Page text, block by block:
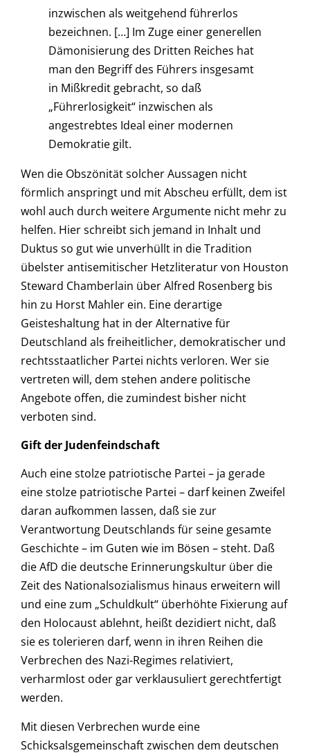
inzwischen als weitgehend führerlos
bezeichnen. […] Im Zuge einer generellen
Dämonisierung des Dritten Reiches hat
man den Begriff des Führers insgesamt
in Mißkredit gebracht, so daß
„Führerlosigkeit“ inzwischen als
angestrebtes Ideal einer modernen
Demokratie gilt.
Wen die Obszönität solcher Aussagen nicht
förmlich anspringt und mit Abscheu erfüllt, dem ist
wohl auch durch weitere Argumente nicht mehr zu
helfen. Hier schreibt sich jemand in Inhalt und
Duktus so gut wie unverhüllt in die Tradition
übelster antisemitischer Hetzliteratur von Houston
Steward Chamberlain über Alfred Rosenberg bis
hin zu Horst Mahler ein. Eine derartige
Geisteshaltung hat in der Alternative für
Deutschland als freiheitlicher, demokratischer und
rechtsstaatlicher Partei nichts verloren. Wer sie
vertreten will, dem stehen andere politische
Angebote offen, die zumindest bisher nicht
verboten sind.
Gift der Judenfeindschaft
Auch eine stolze patriotische Partei – ja gerade
eine stolze patriotische Partei – darf keinen Zweifel
daran aufkommen lassen, daß sie zur
Verantwortung Deutschlands für seine gesamte
Geschichte – im Guten wie im Bösen – steht. Daß
die AfD die deutsche Erinnerungskultur über die
Zeit des Nationalsozialismus hinaus erweitern will
und eine zum „Schuldkult“ überhöhte Fixierung auf
den Holocaust ablehnt, heißt dezidiert nicht, daß
sie es tolerieren darf, wenn in ihren Reihen die
Verbrechen des Nazi-Regimes relativiert,
verharmlost oder gar verklausuliert gerechtfertigt
werden.
Mit diesen Verbrechen wurde eine
Schicksalsgemeinschaft zwischen dem deutschen